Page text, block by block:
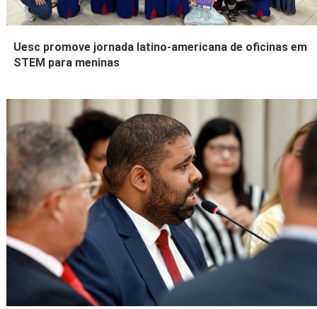
Uesc promove jornada latino-americana de oficinas em
STEM para meninas